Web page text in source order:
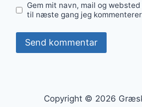
Gem mit navn, mail og
til næste gang jeg
Copyright © 2026